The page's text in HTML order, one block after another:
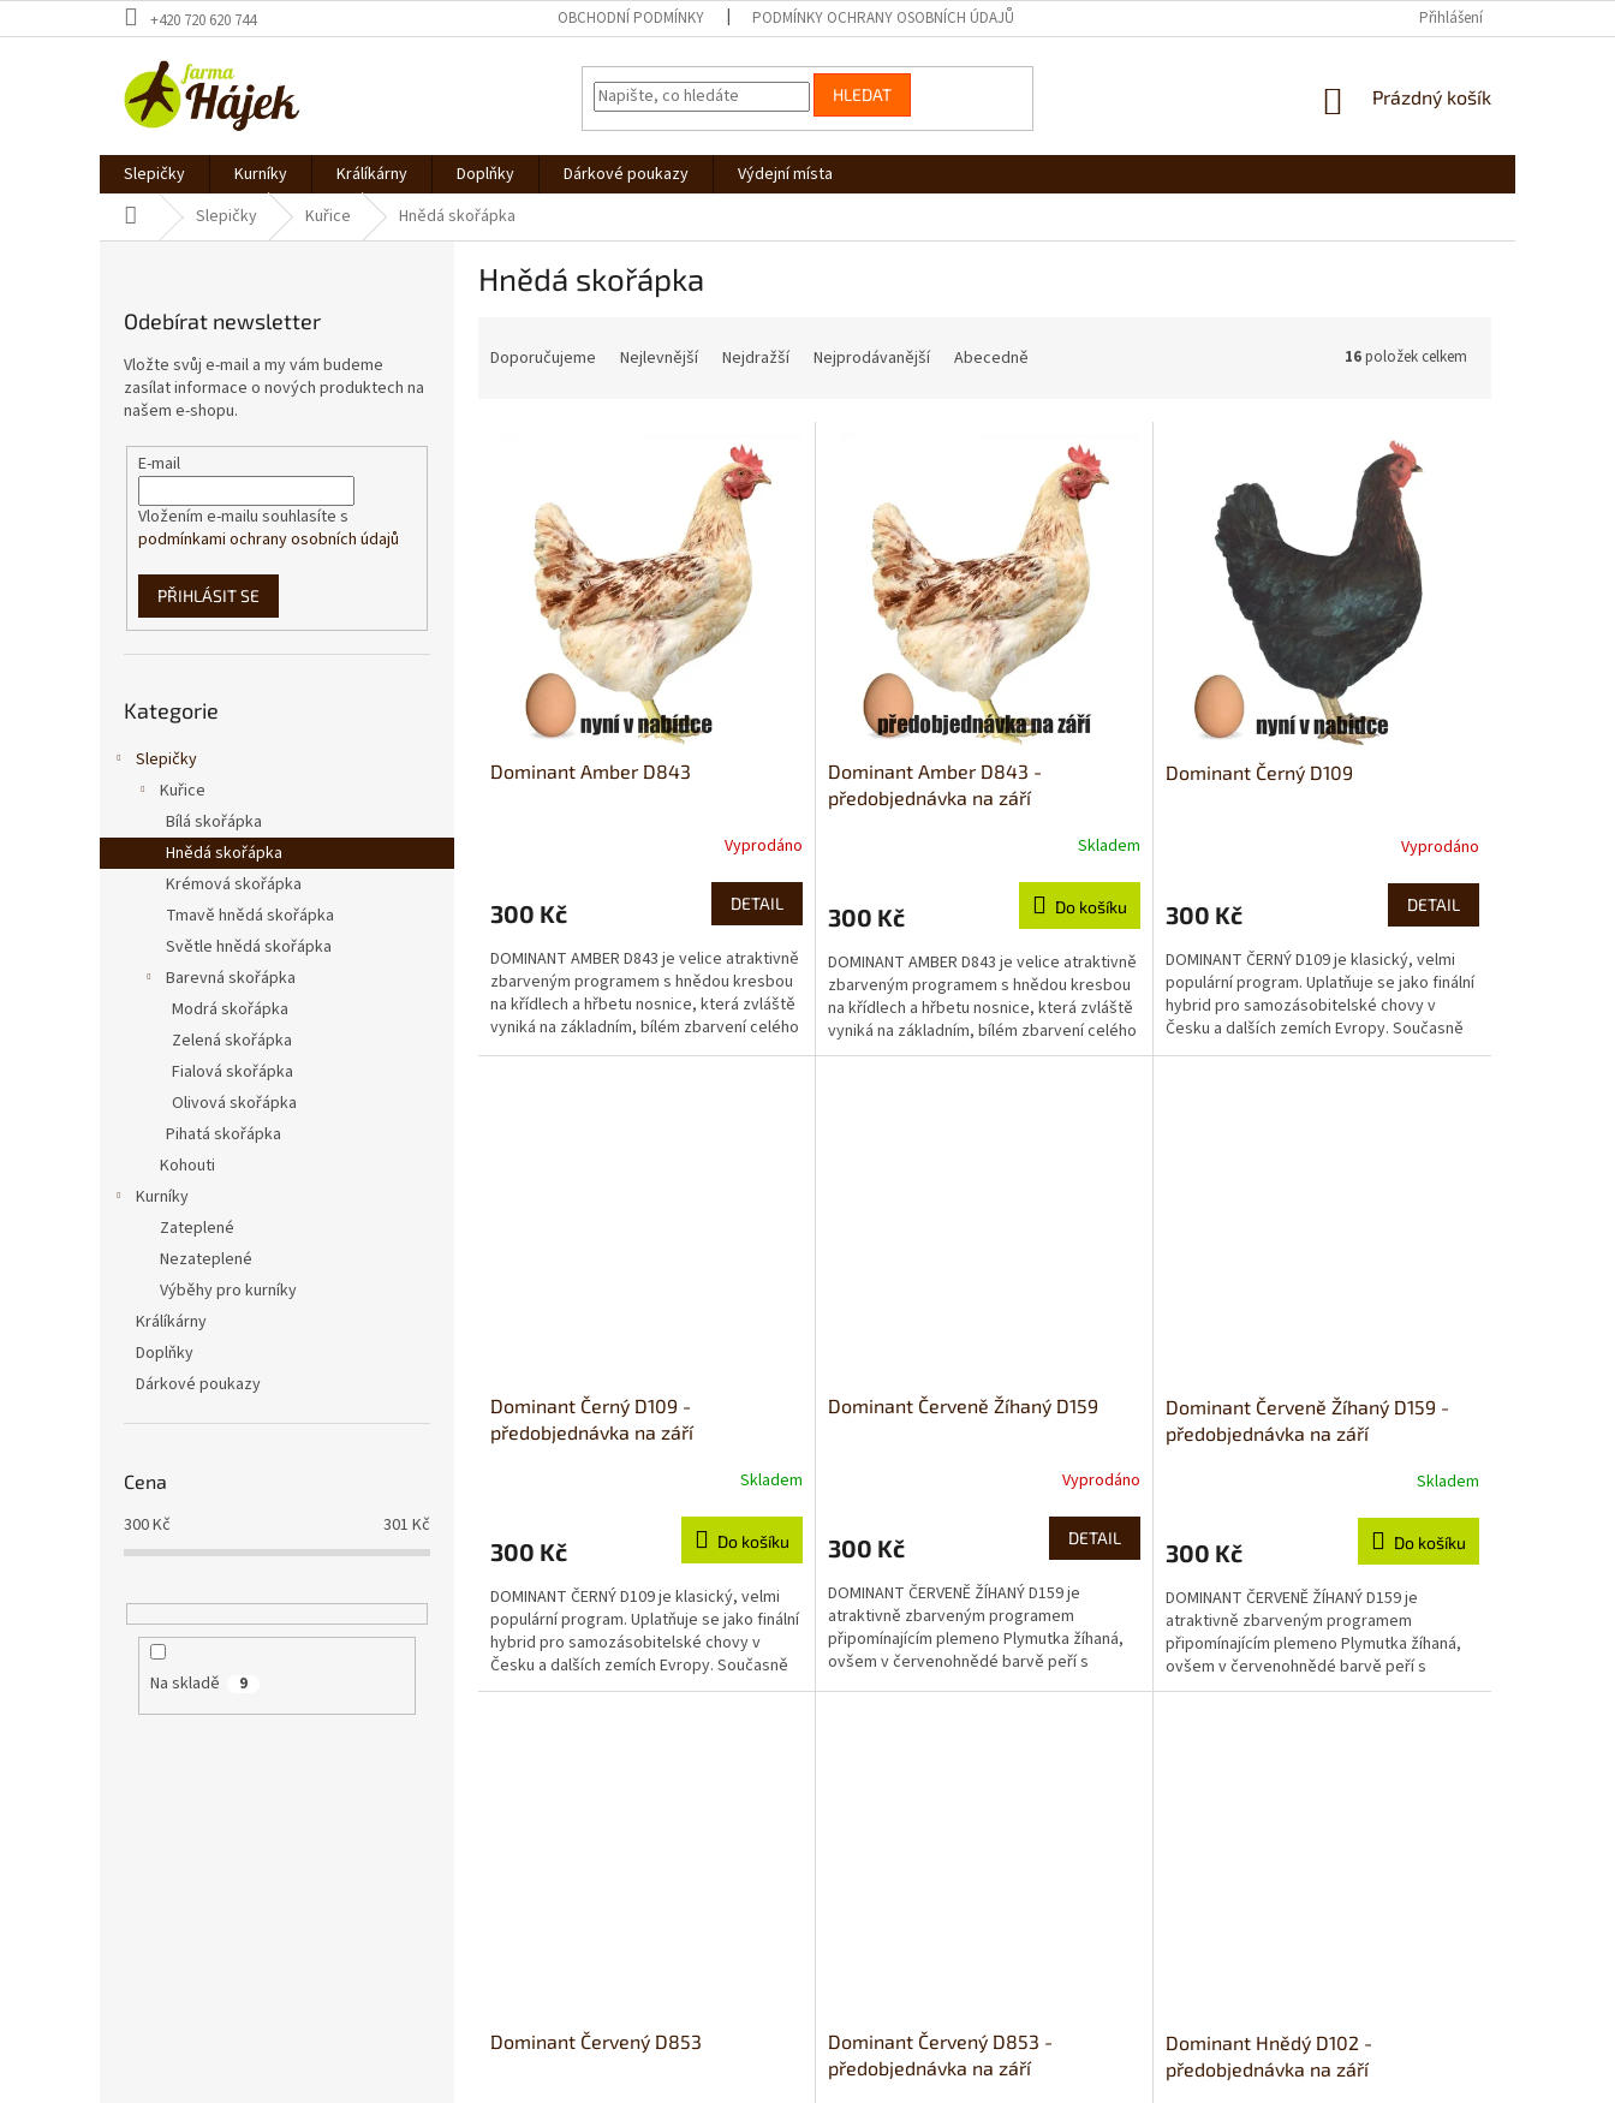
na
+420 720 620 744 OBCHODNÍ PODMÍNKY PODMÍNKY OCHRANY OSOBNÍCH ÚDAJŮ Přihlášení
HLEDAT
NÁKUPNÍ
Prázdný košík
Slepičky Kurníky Králíkárny Doplňky Dárkové poukazy
Výdejní místa
Domů Slepičky Kuřice Hnědá skořápka
Odebírat newsletter
Vložte svůj e-mail a my vám budeme
zasílat informace o nových produktech na
našem e-shopu.
E-mail
Vložením e-mailu souhlasíte s
podmínkami ochrany osobních údajů
PŘIHLÁSIT SE
kategorie
Kategorie
Slepičky
Kuřice
Bílá skořápka
Hnědá skořápka
Krémová skořápka
Tmavě hnědá skořápka
Světle hnědá skořápka
Barevná skořápka
Modrá skořápka
Zelená skořápka
Fialová skořápka
Olivová skořápka
Pihatá skořápka
Kohouti
Kurníky
Zateplené
Nezateplené
Výběhy pro kurníky
Králíkárny
Doplňky
Dárkové poukazy
Cena
300Kč 301 Kč
Na skladě 9
Hnědá skořápka
Doporučujeme Nejlevnější Nejdražší Nejprodávanější Abecedně 16položek celkem
Dominant Amber D843
Vyprodáno
300 Kč DETAIL
DOMINANT AMBER D843 je velice atraktivně
zbarveným programem s hnědou kresbou
na křídlech a hřbetu nosnice, která zvláště
vyniká na základním, bílém zbarvení celého
těla....
Dominant Amber D843 -
předobjednávka na září
Skladem
300 Kč Do košíku
DOMINANT AMBER D843 je velice atraktivně
zbarveným programem s hnědou kresbou
na křídlech a hřbetu nosnice, která zvláště
vyniká na základním, bílém zbarvení celého
těla....
Dominant Černý D109
Vyprodáno
300 Kč DETAIL
DOMINANT ČERNÝ D109 je klasický, velmi
populární program. Uplatňuje se jako finální
hybrid pro samozásobitelské chovy v
Česku a dalších zemích Evropy. Současně
je také...
Dominant Černý D109 -
předobjednávka na září
Skladem
300 Kč Do košíku
DOMINANT ČERNÝ D109 je klasický, velmi
populární program. Uplatňuje se jako finální
hybrid pro samozásobitelské chovy v
Česku a dalších zemích Evropy. Současně
je také...
Dominant Červeně Žíhaný D159
Vyprodáno
300 Kč DETAIL
DOMINANT ČERVENĚ ŽÍHANÝ D159 je
atraktivně zbarveným programem
připomínajícím plemeno Plymutka žíhaná,
ovšem v červenohnědé barvě peří s
Dominant Červeně Žíhaný D159 -
předobjednávka na září
Skladem
300 Kč Do košíku
DOMINANT ČERVENĚ ŽÍHANÝ D159 je
atraktivně zbarveným programem
připomínajícím plemeno Plymutka žíhaná,
ovšem v červenohnědé barvě peří s
výrazným žíháním. Je velice oblíben...
Dominant Červený D853
Dominant Červený D853 -
předobjednávka na září
Dominant Hnědý D102 -
předobjednávka na září